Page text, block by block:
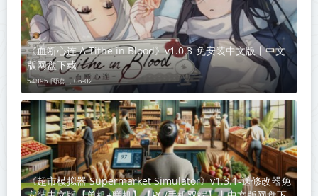
《血断心连 A Tithe in Blood》v1.0.3-免安装中文版丨中文
版网盘下载
54895 阅读 ， 06-02
《超市模拟器 Supermarket Simulator》v1.3.1-送修改器免